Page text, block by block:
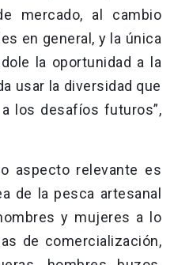
mercado, al cambio
en general, y la única
la oportunidad a la
usar la diversidad que
los desafíos futuros”,
aspecto relevante es
de la pesca artesanal
y mujeres a lo
de comercialización,